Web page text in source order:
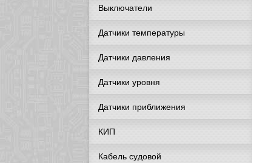
Выключатели
Датчики температуры
Датчики давления
Датчики уровня
Датчики приближения
КИП
Кабель судовой